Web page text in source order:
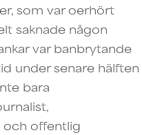
som var oerhört
saknade någon
var banbrytande
under senare hälften
bara
och offentlig